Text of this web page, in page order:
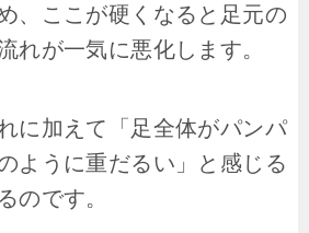
、ここが硬くなると足元の
れが一気に悪化します。
に加えて「足全体がパンパ
ように重だるい」と感じる
のです。